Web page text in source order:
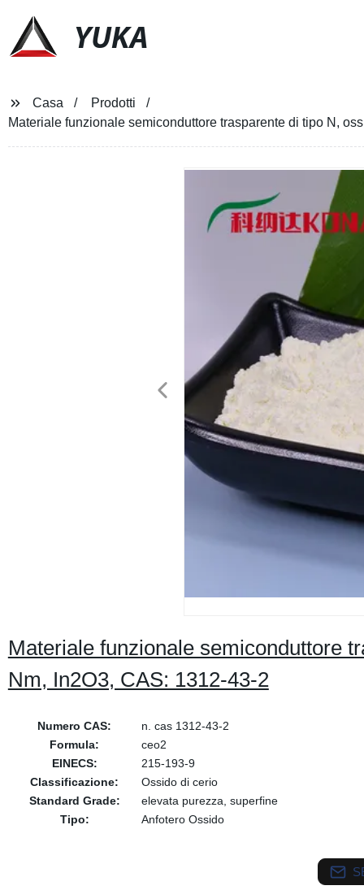
YUKA
Casa
Prodotti
Materiale funzionale semiconduttore trasparente di tipo N,
Materiale funzionale semiconduttore
Nm, In2O3, CAS: 1312-43-2
Numero CAS:
n. cas 1312-43-2
Formula:
ceo2
EINECS:
215-193-9
Classificazione:
Ossido di cerio
Standard Grade:
elevata purezza, superfine
Tipo:
Anfotero Ossido